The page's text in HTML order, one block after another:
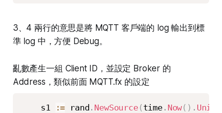
3、4 兩行的意思是將 MQTT 客戶端的 log 輸出到標
準 log 中，方便 Debug。
亂數產生一組 Client ID，並設定 Broker 的
Address，類似前面 MQTT.fx 的設定
    s1
:= rand . NewSource( time. Now( ) .